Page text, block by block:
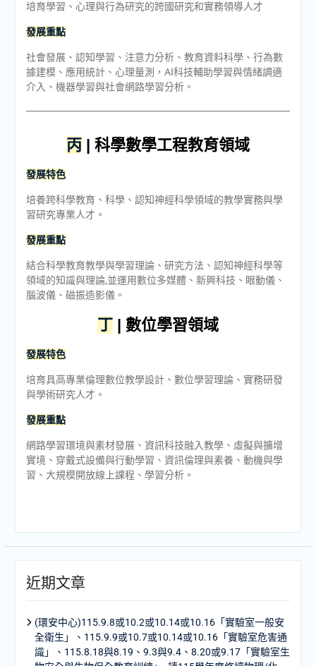
培育學習、心理與行為研究的跨國研究和實務領導人才
發展重點
社會發展、認知學習、注意力分析、教育資料科學、行為數
據建模、應用統計、心理量測，AI科技輔助學習與情緒調適
介入、機器學習與社會網路學習分析。
丙| 科學數學工程教育領域
發展特色
培養跨科學教育、科學、認知神經科學領域的教學實務與學
習研究專業人才。
發展重點
結合科學教育教學與學習理論、研究方法、認知神經科學等
領域的知識與理論,並運用數位多媒體、新興科技、眼動儀、
腦波儀、磁振造影儀。
丁| 數位學習領域
發展特色
培育具高專業倫理數位教學設計、數位學習理論、實務研發
與學術研究人才。
發展重點
網路學習環境與素材發展、資訊科技融入教學、虛擬與擴增
實境、穿戴式設備與行動學習、資訊倫理與素養、動機與學
習、大規模開放線上課程、學習分析。
近期文章
(環安中心)115.9.8或10.2或10.14或10.16「實驗室一般安
全衛生」、115.9.9或10.7或10.14或10.16「實驗室危害通
識」、115.8.18與8.19、9.3與9.4、8.20或9.17「實驗室生